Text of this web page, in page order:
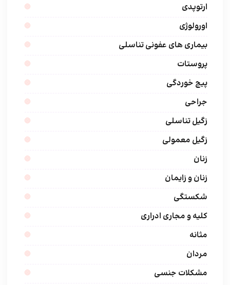
ارتوپدی
اورولوژی
بیماری های عفونی تناسلی
پروستات
پیچ خوردگی
جراحی
زگیل تناسلی
زگیل معمولی
زنان
زنان و زایمان
شکستگی
کلیه و مجاری ادراری
مثانه
مردان
مشکلات جنسی